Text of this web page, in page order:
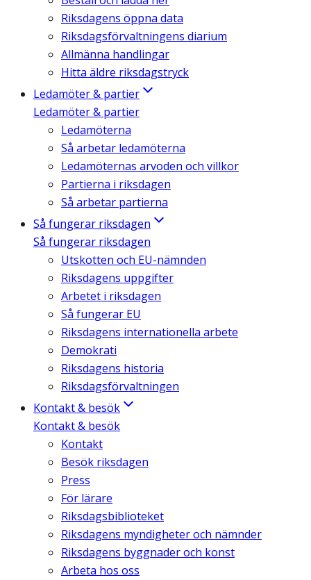
Riksdagens öppna data
Riksdagsförvaltningens diarium
Allmänna handlingar
Hitta äldre riksdagstryck
Ledamöter & partier
Ledamöter & partier
Ledamöterna
Så arbetar ledamöterna
Ledamöternas arvoden och villkor
Partierna i riksdagen
Så arbetar partierna
Så fungerar riksdagen
Så fungerar riksdagen
Utskotten och EU-nämnden
Riksdagens uppgifter
Arbetet i riksdagen
Så fungerar EU
Riksdagens internationella arbete
Demokrati
Riksdagens historia
Riksdagsförvaltningen
Kontakt & besök
Kontakt & besök
Kontakt
Besök riksdagen
Press
För lärare
Riksdagsbiblioteket
Riksdagens myndigheter och nämnder
Riksdagens byggnader och konst
Arbeta hos oss